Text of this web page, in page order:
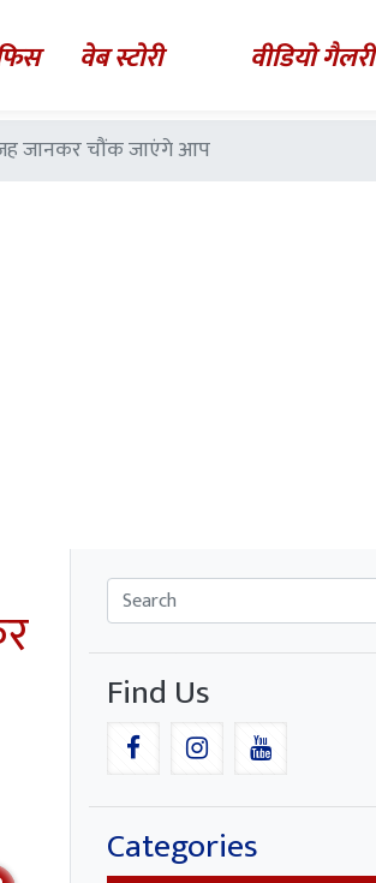
वेब स्टोरी वीडियो गैलरी
जानकर चौंक जाएंगे आप
Find Us
Categories